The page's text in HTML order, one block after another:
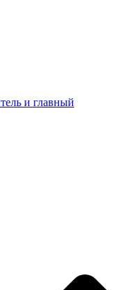
и главный